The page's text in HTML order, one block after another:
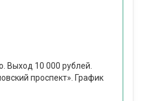
Выход 10 000 рублей.
проспект». График